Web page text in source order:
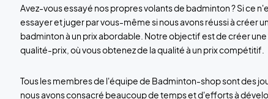
Avez-vous essayé nos propres volants de badminton ? Si ce
essayer et juger par vous-même si nous avons réussi à créer
badminton à un prix abordable. Notre objectif est de créer
qualité-prix, où vous obtenez de la qualité à un prix compétitif.
Tous les membres de l'équipe de Badminton-shop sont des
nous avons consacré beaucoup de temps et d'efforts à